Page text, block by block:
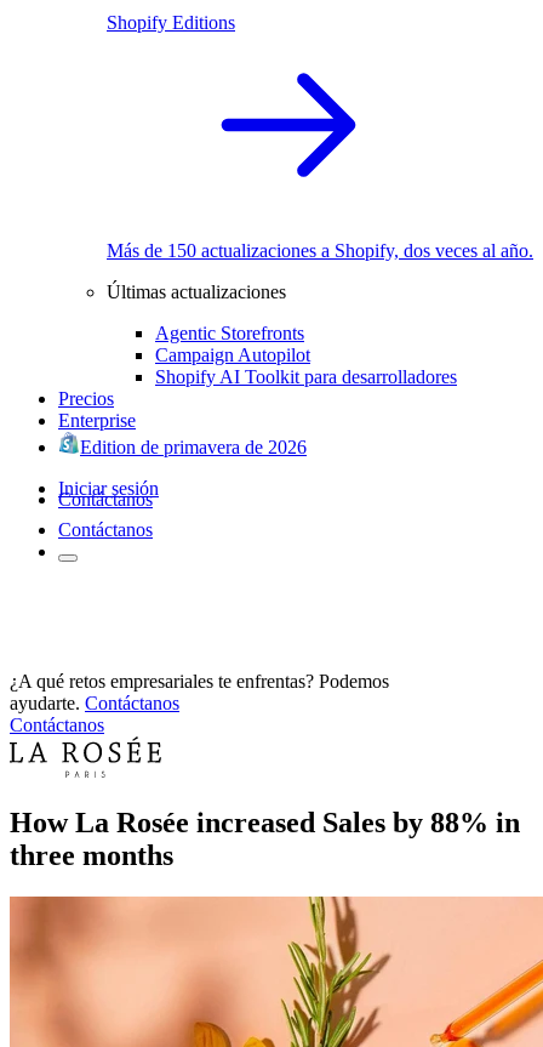
Shopify Editions
Más de 150 actualizaciones a Shopify, dos veces al año.
Últimas actualizaciones
Agentic Storefronts
Campaign Autopilot
Shopify AI Toolkit para desarrolladores
Precios
Enterprise
Edition de primavera de 2026
Iniciar sesión
Contáctanos
Contáctanos
¿A qué retos empresariales te enfrentas? Podemos
ayudarte. Contáctanos
Contáctanos
How La Rosée increased Sales by 88% in
three months